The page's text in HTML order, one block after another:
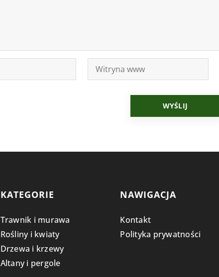
KATEGORIE
Trawnik i murawa
Rośliny i kwiaty
Drzewa i krzewy
Altany i pergole
NAWIGACJA
Kontakt
Polityka prywatności